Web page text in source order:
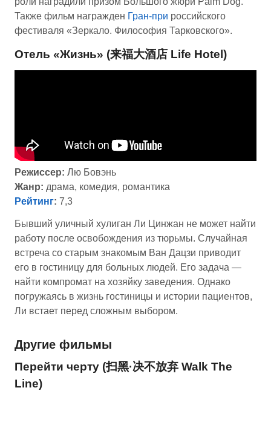
Также фильм награжден Гран-при российского
фестиваля «Зеркало. Философия Тарковского».
Отель «Жизнь» (来福大酒店 Life Hotel)
Режиссер: Лю Бовэнь
Жанр: драма, комедия, романтика
Рейтинг: 7,3
Бывший уличный хулиган Ли Цинжан не может найти
работу после освобождения из тюрьмы. Случайная
встреча со старым знакомым Ван Дацзи приводит
его в гостиницу для больных людей. Его задача —
найти компромат на хозяйку заведения. Однако
погружаясь в жизнь гостиницы и истории пациентов,
Ли встает перед сложным выбором.
Другие фильмы
Перейти черту (扫黑·决不放弃 Walk The
Line)